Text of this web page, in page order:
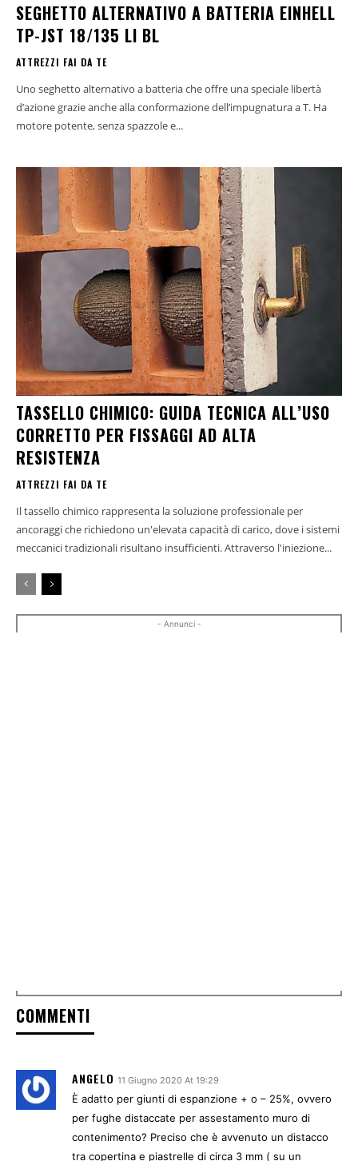
SEGHETTO ALTERNATIVO A BATTERIA EINHELL
TP-JST 18/135 LI BL
ATTREZZI FAI DA TE
Uno seghetto alternativo a batteria che offre una speciale libertà
d’azione grazie anche alla conformazione dell’impugnatura a T. Ha
motore potente, senza spazzole e...
TASSELLO CHIMICO: GUIDA TECNICA ALL’USO
CORRETTO PER FISSAGGI AD ALTA
RESISTENZA
ATTREZZI FAI DA TE
Il tassello chimico rappresenta la soluzione professionale per
ancoraggi che richiedono un'elevata capacità di carico, dove i sistemi
meccanici tradizionali risultano insufficienti. Attraverso l'iniezione...
- Annunci -
COMMENTI
ANGELO 11 Giugno 2020 At 19:29
È adatto per giunti di espanzione + o – 25%, ovvero
per fughe distaccate per assestamento muro di
contenimento? Preciso che è avvenuto un distacco
tra copertina e piastrelle di circa 3 mm ( su un